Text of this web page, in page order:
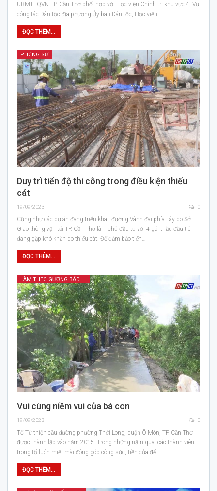
UBMTTQVN TP. Cần Thơ phối hợp với Học viện Chính trị khu vực 4, Vụ
công tác Dân tộc địa phương Ủy ban Dân tộc, Học viện…
ĐỌC THÊM...
PHÓNG SỰ
Duy trì tiến độ thi công trong điều kiện thiếu
cát
19/09/2023 0
Cũng như các dự án đang triển khai, đường Vành đai phía Tây do Sở
Giao thông vận tải TP. Cần Thơ làm chủ đầu tư với 4 gói thầu đầu tiên
đang gặp khó khăn do thiếu cát. Để đảm bảo tiến…
ĐỌC THÊM...
LÀM THEO GƯƠNG BÁC HỒ
Vui cùng niềm vui của bà con
19/09/2023 0
Tổ Từ thiện cầu đường phường Thới Long, quận Ô Môn, TP. Cần Thơ
được thành lập vào năm 2015. Trong những năm qua, các thành viên
trong tổ luôn miệt mài đóng góp công sức, tiền của để…
ĐỌC THÊM...